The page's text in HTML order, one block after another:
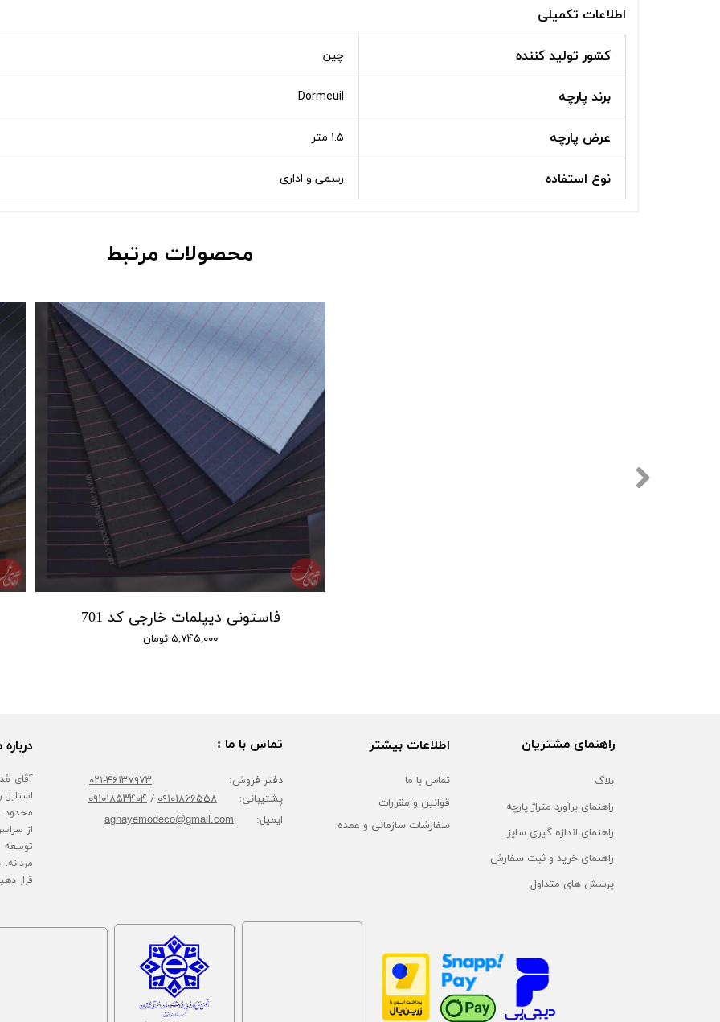
اطلاعات تکمیلی
کشور تولید کننده
چین
برند پارچه Dormeuil
عرض پارچه ۱.۵ متر
نوع استفاده رسمی و اداری
محصولات مرتبط
فاستونی دیپلمات خارجی کد 701
۵,۷۴۵,۰۰۰ تومان
درباره
محدود
از
قرار
راهنمای مشتریان
بلاگ
راهنمای برآورد متراژ پارچه
راهنمای اندازه گیری سایز
راهنمای خرید و ثبت سفارش
پرسش های متداول
اطلاعات بیشتر
تماس با ما
قوانین و مقررات
سفارشات سازمانی و عمده
تماس با ما :
دفتر فروش: ۴۶۱۳۷۹۷۳-۰۲۱
پشتیبانی: ۰۹۱۰۱۸۶۶۵۵۸/۰۹۱۰۱۸۵۳۴۰۴
ایمیل: aghayemodeco@gmail.com